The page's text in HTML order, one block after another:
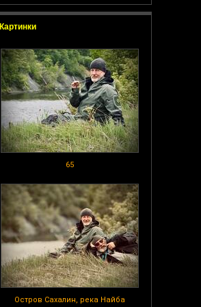
Картинки
65
Остров Сахалин, река Найба